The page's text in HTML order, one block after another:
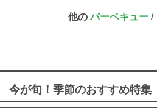
他のバーベキュー/
今が旬！季節のおすすめ特集